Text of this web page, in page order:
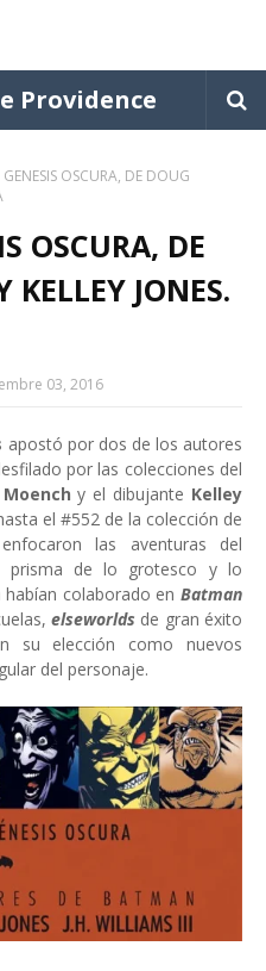
Providence
OSCURA, DE DOUG
OSCURA, DE
KELLEY JONES.
03, 2016
apostó por dos de los autores
por las colecciones del
y el dibujante Kelley
el #552 de la colección de
enfocaron las aventuras del
prisma de lo grotesco y lo
habían colaborado en Batman
elseworlds de gran éxito
su elección como nuevos
del personaje.